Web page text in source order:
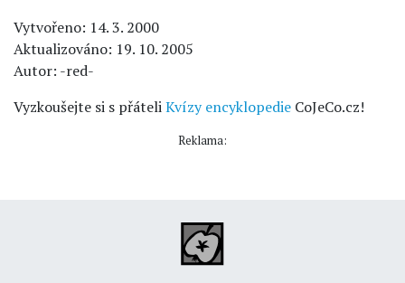
Vytvořeno: 14. 3. 2000
Aktualizováno: 19. 10. 2005
Autor: -red-
Vyzkoušejte si s přáteliKvízy encyklopedie CoJeCo.cz!
Reklama: